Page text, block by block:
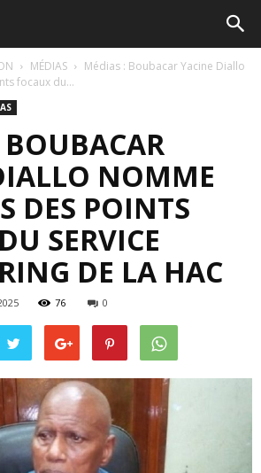
MÉDIAS
Médias : Boubacar Yacine Diallo
focaux du...
NOMME
DES POINTS
SERVICE
DE LA HAC
76 0